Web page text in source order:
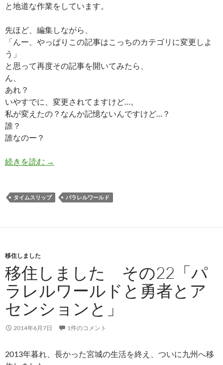
と地道な作業をしています。
先ほど、編集しながら、
「んー、やっぱりこの記事はこっちのカテゴリに変更しよ
う」
と思って再度その記事を開いてみたら、
ん、
あれ？
いやすでに、変更されてますけど…。
私が変えたの？なんか記憶ないんですけど…？
誰？
誰なのー？
続きを読む タイムがスリップしてる？
→
タイムスリップ パラレルワールド
移住しました
移住しました その22「パ
ラレルワールドと勇者とア
センションと」
2014年6月7日 1件のコメント
2013年暮れ、長かった宮城の生活を終え、ついに九州へ移